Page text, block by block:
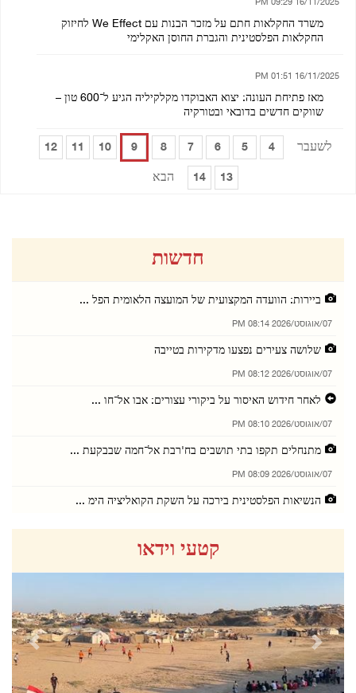
16/11/2025 09:29 PM
משרד החקלאות חתם על מזכר הבנות עם We Effect לחיזוק
החקלאות הפלסטינית והגברת החוסן האקלימי
16/11/2025 01:51 PM
מאז פתיחת העונה: יצוא האבוקדו מקלקיליה הגיע ל־600 טון –
שווקים חדשים בדובאי ובטורקיה
לשעבר 4
5
6
7
8
9
10
11
12
13
14 הבא
חדשות
ביירות: הוועדה המקצועית של המועצה הלאומית הפל ...
07/אוגוסט/2026 08:14 PM
שלושה צעירים נפצעו מדקירות בטייבה
07/אוגוסט/2026 08:12 PM
לאחר חידוש האיסור על ביקורי עצורים: אבו אל־חו ...
07/אוגוסט/2026 08:10 PM
מתנחלים תקפו בתי תושבים בח'רבת אל־חמה שבבקעת ...
07/אוגוסט/2026 08:09 PM
הנשיאות הפלסטינית בירכה על השקת הקואליציה הימ ...
שכם: תושב נפצע ונעצר בעקבות תקיפת כוחות הכיבו ...
07/אוגוסט/2026 08:03 PM
הנשיאות הפלסטינית בירכה על הסכם מכה להגנה משו ...
07/אוגוסט/2026 08:01 PM
מתנחלים ערכו סיורים פרובוקטיביים בכמה מוקדים ...
07/אוגוסט/2026 04:16 PM
קטעי וידאו
Next